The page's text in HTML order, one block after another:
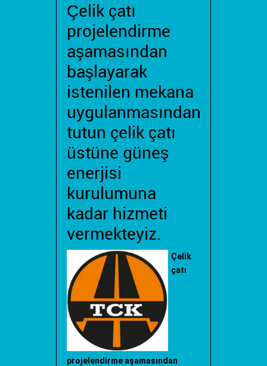
Çelik çatı
projelendirme
aşamasından
başlayarak
istenilen mekana
uygulanmasından
tutun çelik çatı
üstüne güneş
enerjisi
kurulumuna
kadar hizmeti
vermekteyiz.
Çelik
çatı
projelendirme aşamasından